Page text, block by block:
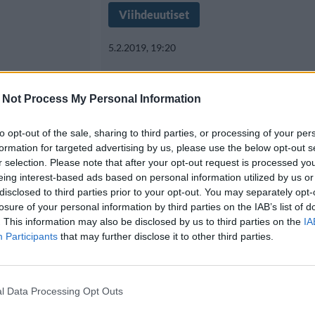
Not Process My Personal Information
opt-out of the sale, sharing to third parties, or processing of your
for targeted advertising by us, please use the below opt-out
selection. Please note that after your opt-out request is processed
interest-based ads based on personal information utilized by us
to third parties prior to your opt-out. You may separately
of your personal information by third parties on the IAB’s list of
This information may also be disclosed by us to third parties on the
Participants that may further disclose it to other third parties.
Data Processing Opt Outs
pois
Viihdeuutiset
5.2.2019, 19:20
Huvipuiston tuorein
piereskelevä
Floridan Orlandossa sijaitsevassa
Studios -teemapuistossa nähdään